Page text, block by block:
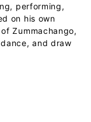
performing,
on his own
Zummachango,
and draw